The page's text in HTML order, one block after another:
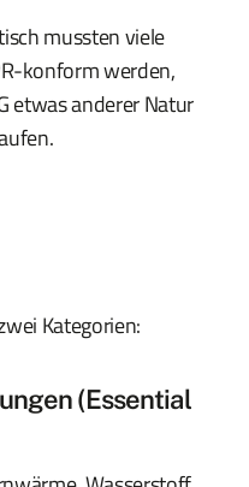
mussten viele
konform werden,
etwas anderer Natur
Kategorien:
(Essential